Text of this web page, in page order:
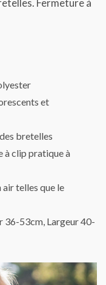
Fermeture à
et
bretelles
à clip pratique à
telles que le
36-53cm, Largeur 40-